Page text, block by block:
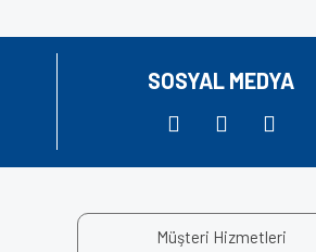
SOSYAL MEDYA
Müşteri Hizmetleri